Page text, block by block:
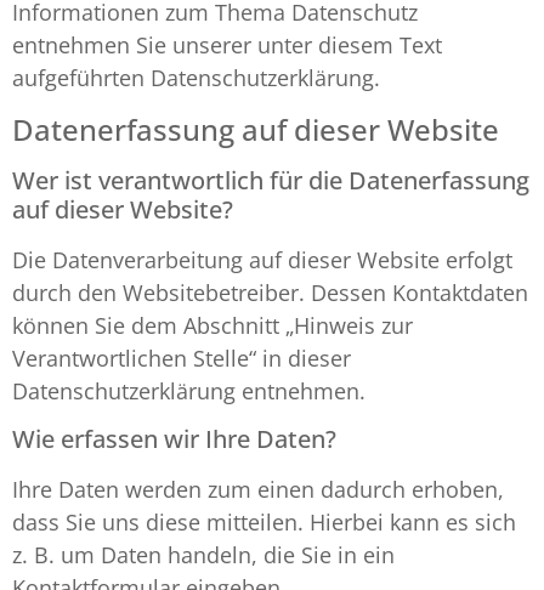
Informationen zum Thema Datenschutz
entnehmen Sie unserer unter diesem Text
aufgeführten Datenschutzerklärung.
Datenerfassung auf dieser Website
Wer ist verantwortlich für die Datenerfassung
auf dieser Website?
Die Datenverarbeitung auf dieser Website erfolgt
durch den Websitebetreiber. Dessen Kontaktdaten
können Sie dem Abschnitt „Hinweis zur
Verantwortlichen Stelle“ in dieser
Datenschutzerklärung entnehmen.
Wie erfassen wir Ihre Daten?
Ihre Daten werden zum einen dadurch erhoben,
dass Sie uns diese mitteilen. Hierbei kann es sich
z. B. um Daten handeln, die Sie in ein